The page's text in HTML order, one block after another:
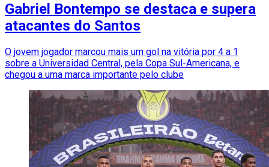
Gabriel Bontempo se destaca e supera
atacantes do Santos
O jovem jogador marcou mais um gol na vitória por 4 a 1
sobre a Universidad Central, pela Copa Sul-Americana, e
chegou a uma marca importante pelo clube